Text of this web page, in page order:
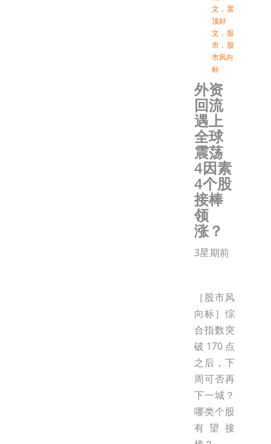
文 ， 置
顶好
文 ， 股
市 ， 股
市风向
标
外资
回流
遇上
全球
震荡
4因素
4个股
接棒
领
涨？
3星期前
［股市风
向标］综
合指数突
破170点
之后，下
周可否再
下一城？
哪类个股
有望接